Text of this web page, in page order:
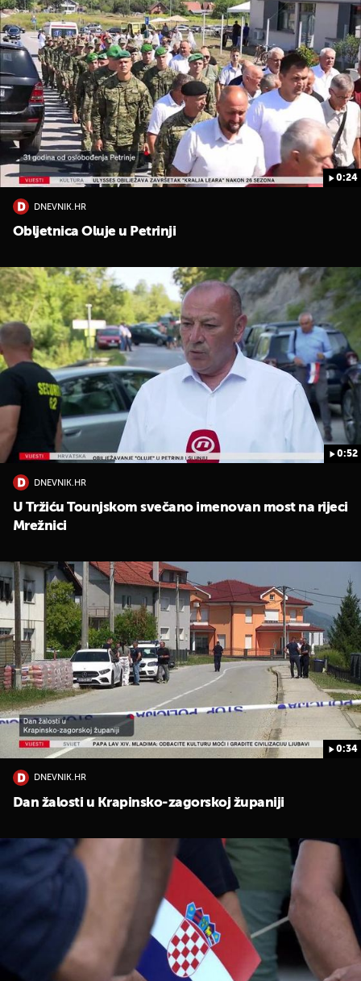
0:24
DNEVNIK.HR
Obljetnica Oluje u Petrinji
0:52
DNEVNIK.HR
U Tržiću Tounjskom svečano imenovan most na rijeci
Mrežnici
0:34
DNEVNIK.HR
Dan žalosti u Krapinsko-zagorskoj županiji